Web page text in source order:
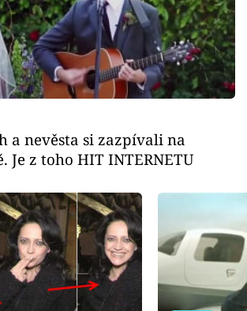
a nevěsta si zazpívali na
Je z toho HIT INTERNETU